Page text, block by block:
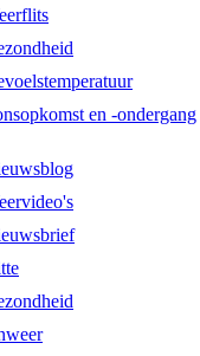
en -ondergang